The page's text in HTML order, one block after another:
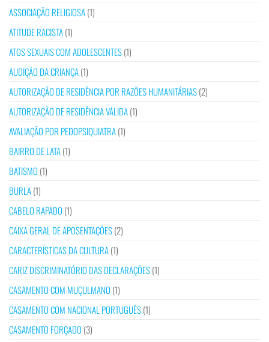
ASSOCIAÇÃO RELIGIOSA(1)
ATITUDE RACISTA(1)
ATOS SEXUAIS COM ADOLESCENTES(1)
AUDIÇÃO DA CRIANÇA(1)
AUTORIZAÇÃO DE RESIDÊNCIA POR RAZÕES HUMANITÁRIAS(2)
AUTORIZAÇÃO DE RESIDÊNCIA VÁLIDA(1)
AVALIAÇÃO POR PEDOPSIQUIATRA(1)
BAIRRO DE LATA(1)
BATISMO (1)
BURLA(1)
CABELO RAPADO (1)
CAIXA GERAL DE APOSENTAÇÕES(2)
CARACTERÍSTICAS DA CULTURA(1)
CARIZ DISCRIMINATÓRIO DAS DECLARAÇÕES(1)
CASAMENTO COM MUÇULMANO (1)
CASAMENTO COM NACIONAL PORTUGUÊS(1)
CASAMENTO FORÇADO (3)